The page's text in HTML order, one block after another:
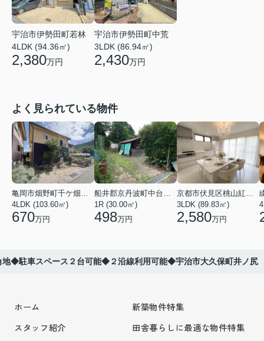
宇治市伊勢田町若林
4LDK (94.36㎡)
2,380万円
宇治市伊勢田町中荒
3LDK (86.94㎡)
2,430万円
よく見られている物件
4LDK (103.60㎡)
670万円
1R (30.00㎡)
498万円
3LDK (89.83㎡)
2,580万円
◆駐車スペース２台可能◆２沿線利用可能◆宇治市大久保町井ノ尻
ホーム
スタッフ紹介
新築物件特集
田舎暮らしに最適な物件特集